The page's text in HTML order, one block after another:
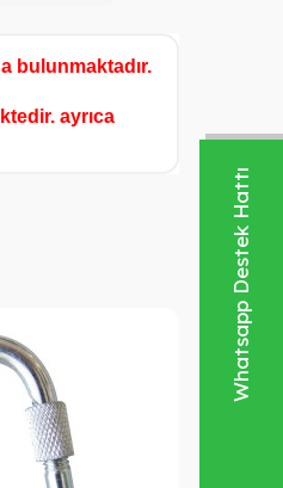
Whatsapp Destek Hattı
bulunmaktadır.
ayrıca